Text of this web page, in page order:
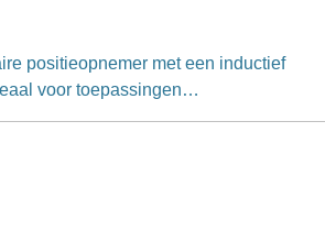
positieopnemer met een inductief
voor toepassingen…